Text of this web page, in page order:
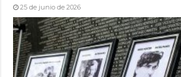
25 de junio de 2026